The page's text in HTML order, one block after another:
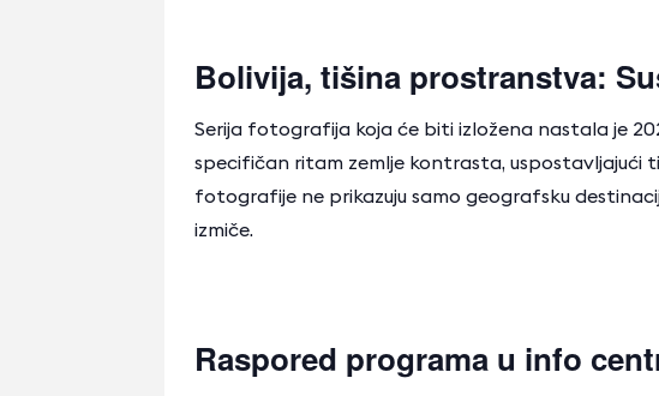
Bolivija, tišina prostranstva:
Serija fotografija koja će biti izložena nastala je
specifičan ritam zemlje kontrasta, uspostavljajući
fotografije ne prikazuju samo geografsku
izmiče.
Raspored programa u info